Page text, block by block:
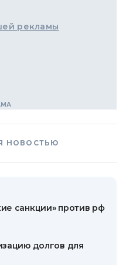
рекламы
НОВОСТЬЮ
санкции» против рф
долгов для